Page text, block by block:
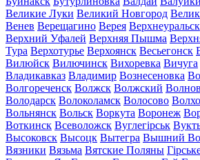
Великие Луки Великий Новгород
Венев Верещагино Верея Верхнеуральск
Верхний Уфалей Верхняя Пышма
Тура Верхотурье Верхоянск Весьегонск
Вилюйск Вилючинск Вихоревка Вичуга
Владикавказ Владимир Вознесеновка
Волгореченск Волжск Волжский
Володарск Волоколамск Волосово
Вольнянск Вольск Воркута Воронеж
Воткинск Всеволожск Вуглегірськ
Высоковск Высоцк Вытегра Вышний
Вязники Вязьма Вятские Поляны